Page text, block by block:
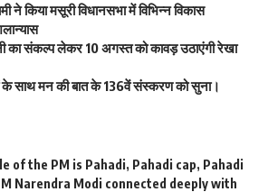
ने किया मसूरी विधानसभा में विभिन्न विकास
का संकल्प लेकर 10 अगस्त को कावड़ उठाएंगी रेखा
के साथ मन की बात के 136वें संस्करण को सुना।
of the PM is Pahadi, Pahadi cap, Pahadi
Narendra Modi connected deeply with